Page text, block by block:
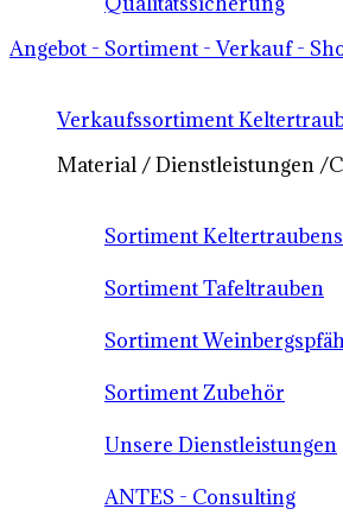
Angebot - Sortiment - Verkauf -
Verkaufssortiment
Material / Dienstleistungen /
Sortiment
Sortiment Tafeltrauben
Sortiment
Sortiment Zubehör
Unsere Dienstleistungen
ANTES - Consulting